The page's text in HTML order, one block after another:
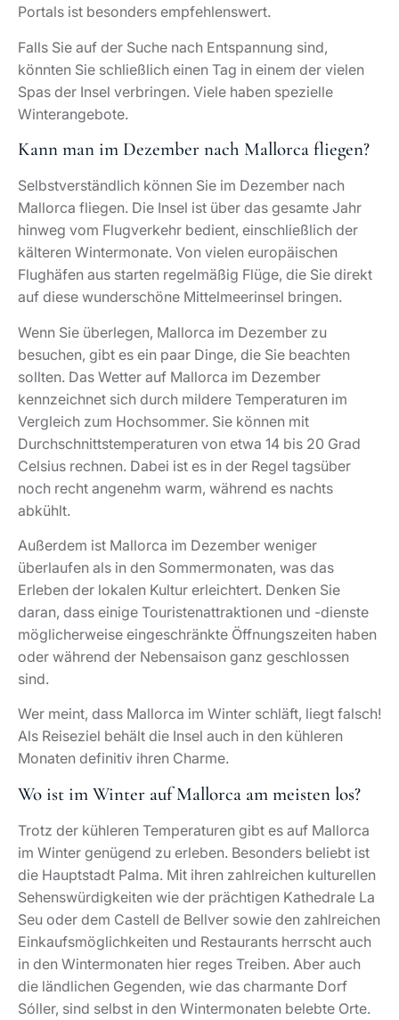
Portals ist besonders empfehlenswert.
Falls Sie auf der Suche nach Entspannung sind,
könnten Sie schließlich einen Tag in einem der vielen
Spas der Insel verbringen. Viele haben spezielle
Winterangebote.
Kann man im Dezember nach Mallorca fliegen?
Selbstverständlich können Sie im Dezember nach
Mallorca fliegen. Die Insel ist über das gesamte Jahr
hinweg vom Flugverkehr bedient, einschließlich der
kälteren Wintermonate. Von vielen europäischen
Flughäfen aus starten regelmäßig Flüge, die Sie direkt
auf diese wunderschöne Mittelmeerinsel bringen.
Wenn Sie überlegen, Mallorca im Dezember zu
besuchen, gibt es ein paar Dinge, die Sie beachten
sollten. Das Wetter auf Mallorca im Dezember
kennzeichnet sich durch mildere Temperaturen im
Vergleich zum Hochsommer. Sie können mit
Durchschnittstemperaturen von etwa 14 bis 20 Grad
Celsius rechnen. Dabei ist es in der Regel tagsüber
noch recht angenehm warm, während es nachts
abkühlt.
Außerdem ist Mallorca im Dezember weniger
überlaufen als in den Sommermonaten, was das
Erleben der lokalen Kultur erleichtert. Denken Sie
daran, dass einige Touristenattraktionen und -dienste
möglicherweise eingeschränkte Öffnungszeiten haben
oder während der Nebensaison ganz geschlossen
sind.
Wer meint, dass Mallorca im Winter schläft, liegt falsch!
Als Reiseziel behält die Insel auch in den kühleren
Monaten definitiv ihren Charme.
Wo ist im Winter auf Mallorca am meisten los?
Trotz der kühleren Temperaturen gibt es auf Mallorca
im Winter genügend zu erleben. Besonders beliebt ist
die Hauptstadt Palma. Mit ihren zahlreichen kulturellen
Sehenswürdigkeiten wie der prächtigen Kathedrale La
Seu oder dem Castell de Bellver sowie den zahlreichen
Einkaufsmöglichkeiten und Restaurants herrscht auch
in den Wintermonaten hier reges Treiben. Aber auch
die ländlichen Gegenden, wie das charmante Dorf
Sóller, sind selbst in den Wintermonaten belebte Orte.